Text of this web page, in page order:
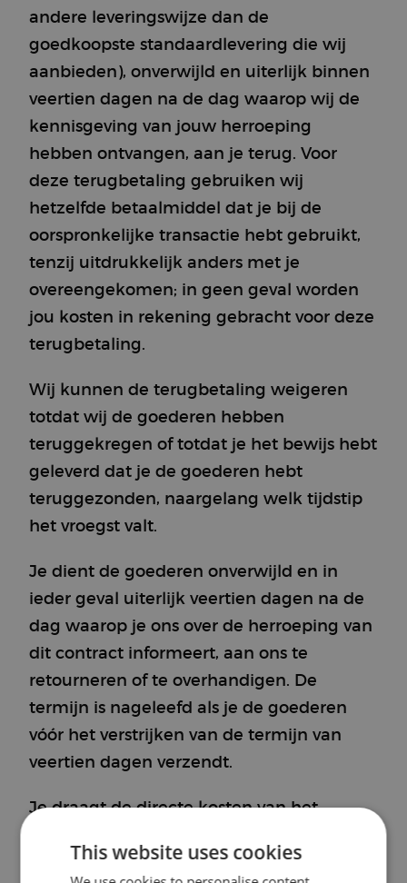
andere leveringswijze dan de
goedkoopste standaardlevering die wij
aanbieden), onverwijld en uiterlijk binnen
veertien dagen na de dag waarop wij de
kennisgeving van jouw herroeping
hebben ontvangen, aan je terug. Voor
deze terugbetaling gebruiken wij
hetzelfde betaalmiddel dat je bij de
oorspronkelijke transactie hebt gebruikt,
tenzij uitdrukkelijk anders met je
overeengekomen; in geen geval worden
jou kosten in rekening gebracht voor deze
terugbetaling.
Wij kunnen de terugbetaling weigeren
totdat wij de goederen hebben
teruggekregen of totdat je het bewijs hebt
geleverd dat je de goederen hebt
teruggezonden, naargelang welk tijdstip
het vroegst valt.
Je dient de goederen onverwijld en in
ieder geval uiterlijk veertien dagen na de
dag waarop je ons over de herroeping van
dit contract informeert, aan ons te
retourneren of te overhandigen. De
termijn is nageleefd als je de goederen
vóór het verstrijken van de termijn van
veertien dagen verzendt.
Je draagt de directe kosten van het
This website uses cookies